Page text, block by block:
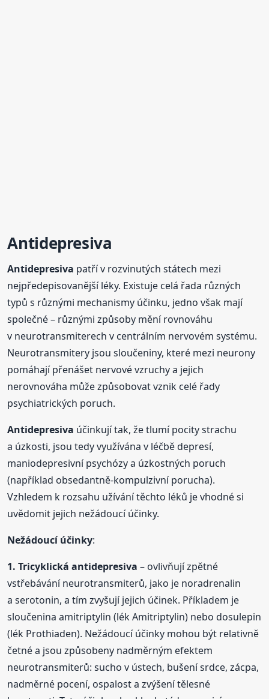
Antidepresiva
Antidepresiva patří v rozvinutých státech mezi
nejpředepisovanější léky. Existuje celá řada různých
typů s různými mechanismy účinku, jedno však mají
společné – různými způsoby mění rovnováhu
v neurotransmiterech v centrálním nervovém systému.
Neurotransmitery jsou sloučeniny, které mezi neurony
pomáhají přenášet nervové vzruchy a jejich
nerovnováha může způsobovat vznik celé řady
psychiatrických poruch.
Antidepresiva účinkují tak, že tlumí pocity strachu
a úzkosti, jsou tedy využívána v léčbě depresí,
maniodepresivní psychózy a úzkostných poruch
(například obsedantně-kompulzivní porucha).
Vzhledem k rozsahu užívání těchto léků je vhodné si
uvědomit jejich nežádoucí účinky.
Nežádoucí účinky:
1.Tricyklická antidepresiva – ovlivňují zpětné
vstřebávání neurotransmiterů, jako je noradrenalin
a serotonin, a tím zvyšují jejich účinek. Příkladem je
sloučenina amitriptylin (lék Amitriptylin) nebo dosulepin
(lék Prothiaden). Nežádoucí účinky mohou být relativně
četné a jsou způsobeny nadměrným efektem
neurotransmiterů: sucho v ústech, bušení srdce, zácpa,
nadměrné pocení, ospalost a zvýšení tělesné